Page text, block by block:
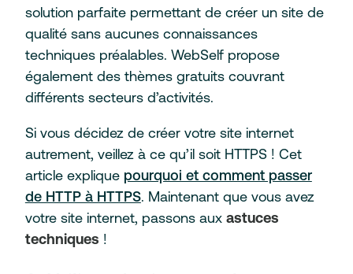
solution parfaite permettant de créer un site de
qualité sans aucunes connaissances
techniques préalables. WebSelf propose
également des thèmes gratuits couvrant
différents secteurs d’activités.
Si vous décidez de créer votre site internet
autrement, veillez à ce qu’il soit HTTPS ! Cet
article explique pourquoi et comment passer
de HTTP à HTTPS. Maintenant que vous avez
votre site internet, passons aux astuces
techniques !